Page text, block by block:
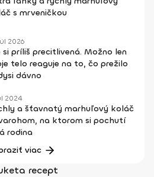
s mrveničkou
2026
si príliš precitlivená. Možno len
telo reaguje na to, čo prežilo
dávno
2024
a šťavnatý marhuľový koláč
na ktorom si pochutí
rodina
viac
recept